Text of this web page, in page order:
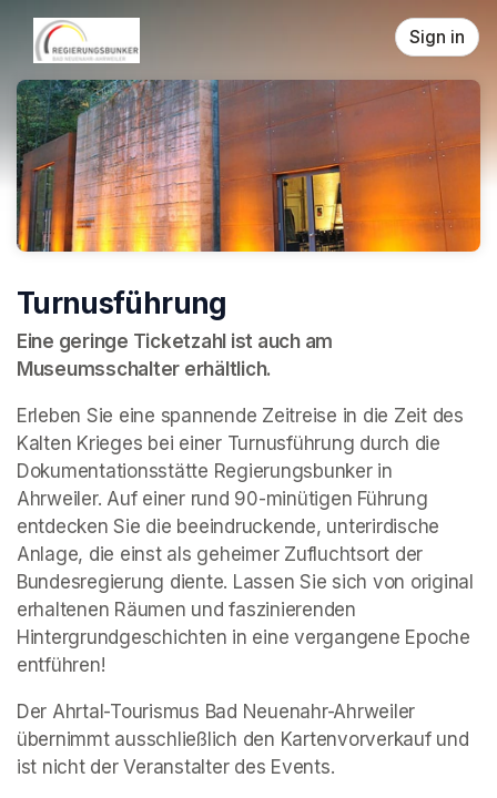
Skip header
Sign in
Turnusführung
Eine geringe Ticketzahl ist auch am
Museumsschalter erhältlich.
Erleben Sie eine spannende Zeitreise in die Zeit des
Kalten Krieges bei einer Turnusführung durch die
Dokumentationsstätte Regierungsbunker in
Ahrweiler. Auf einer rund 90-minütigen Führung
entdecken Sie die beeindruckende, unterirdische
Anlage, die einst als geheimer Zufluchtsort der
Bundesregierung diente. Lassen Sie sich von original
erhaltenen Räumen und faszinierenden
Hintergrundgeschichten in eine vergangene Epoche
entführen!
Der Ahrtal-Tourismus Bad Neuenahr-Ahrweiler
übernimmt ausschließlich den Kartenvorverkauf und
ist nicht der Veranstalter des Events.